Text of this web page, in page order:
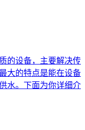
的设备，主要解决传
大的特点是能在设备
水。下面为你详细介